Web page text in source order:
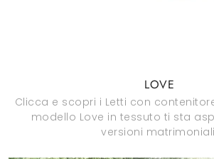
LOVE
Clicca e scopri i Letti con
modello Love in tessuto ti sta
versioni